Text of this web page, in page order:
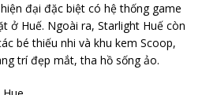
đại đặc biệt có hệ thống game
ở Huế. Ngoài ra, Starlight Huế còn
bé thiếu nhi và khu kem Scoop,
trí đẹp mắt, tha hồ sống ảo.